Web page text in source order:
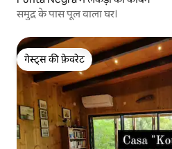
समुद्र के पास पूल वाला घर।
गेस्ट्स की फ़ेवरेट
गेस्ट्स की फ़ेवरेट